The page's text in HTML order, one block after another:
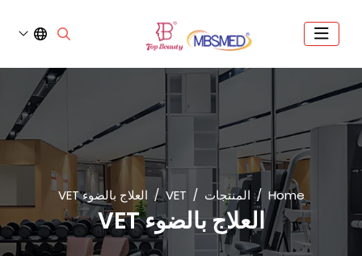
Home المنتجات VET العلاج بالضوء VET
العلاج بالضوء VET